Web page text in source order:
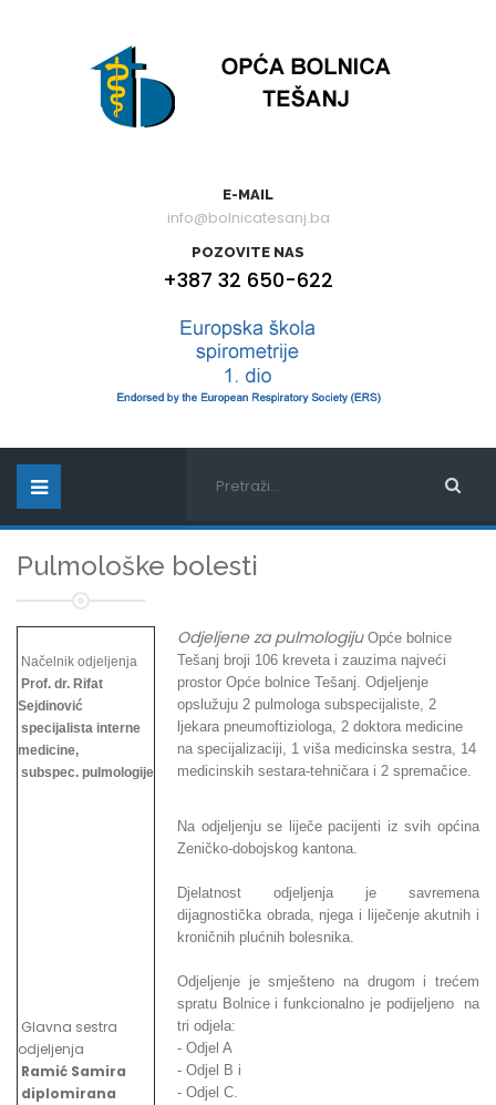
E-MAIL
info@bolnicatesanj.ba
POZOVITE NAS
+387 32 650-622
Pulmološke bolesti
Načelnik odjeljenja
Prof. dr. Rifat
Sejdinović
specijalista interne
medicine,
subspec. pulmologije
Glavna sestra
odjeljenja
Ramić Samira
diplomirana
Odjeljene za pulmologijuOpće bolnice
Tešanj broji 106 kreveta i zauzima najveći
prostor Opće bolnice Tešanj. Odjeljenje
opslužuju 2 pulmologa subspecijaliste, 2
ljekara pneumoftiziologa, 2 doktora medicine
na specijalizaciji, 1 viša medicinska sestra, 14
medicinskih sestara-tehničara i 2 spremačice.
Na odjeljenju se liječe pacijenti iz svih općina
Zeničko-dobojskog kantona.
Djelatnost odjeljenja je savremena
dijagnostička obrada, njega i liječenje akutnih i
kroničnih plućnih bolesnika.
Odjeljenje je smješteno na drugom i trećem
spratu Bolnice i funkcionalno je podijeljeno na
tri odjela:
- Odjel A
- Odjel B i
- Odjel C.